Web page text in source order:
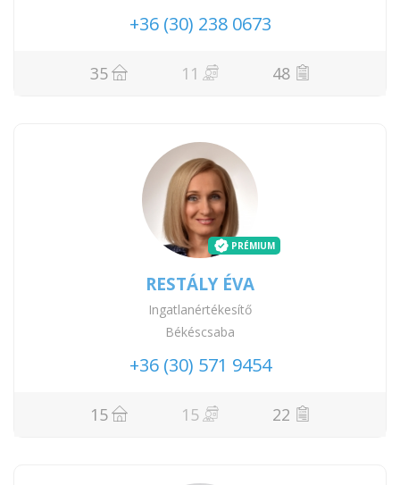
+36 (30) 238 0673
35 11 48
PRÉMIUM
RESTÁLY ÉVA
Ingatlanértékesítő
Békéscsaba
+36 (30) 571 9454
15 15 22